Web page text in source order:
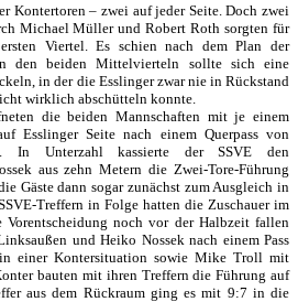
Kontertoren – zwei auf jeder Seite. Doch zwei
Michael Müller und Robert Roth sorgten für
Viertel. Es schien nach dem Plan der
den beiden Mittelvierteln sollte sich eine
in der die Esslinger zwar nie in Rückstand
wirklich abschütteln konnte.
die beiden Mannschaften mit je einem
Esslinger Seite nach einem Querpass von
In Unterzahl kassierte der SSVE den
aus zehn Metern die Zwei-Tore-Führung
Gäste dann sogar zunächst zum Ausgleich in
Treffern in Folge hatten die Zuschauer im
Vorentscheidung noch vor der Halbzeit fallen
und Heiko Nossek nach einem Pass
einer Kontersituation sowie Mike Troll mit
bauten mit ihren Treffern die Führung auf
aus dem Rückraum ging es mit 9:7 in die